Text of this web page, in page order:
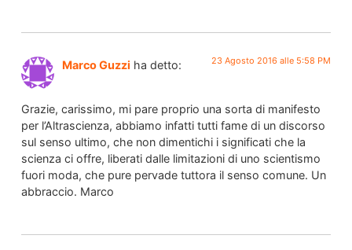
Marco Guzzi ha detto: 23 Agosto 2016 alle 5:58 PM
Grazie, carissimo, mi pare proprio una sorta di manifesto
per l’Altrascienza, abbiamo infatti tutti fame di un discorso
sul senso ultimo, che non dimentichi i significati che la
scienza ci offre, liberati dalle limitazioni di uno scientismo
fuori moda, che pure pervade tuttora il senso comune. Un
abbraccio. Marco